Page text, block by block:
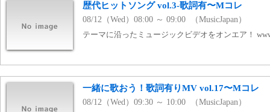
歴代ヒットソング vol.3-歌詞有〜Mコレ
08/12（Wed）08:00 ～ 09:00 （MusicJapan）
テーマに沿ったミュージックビデオをオンエア！
一緒に歌おう！歌詞有りMV vol.17〜Mコレ
08/12（Wed）09:30 ～ 10:00 （MusicJapan）